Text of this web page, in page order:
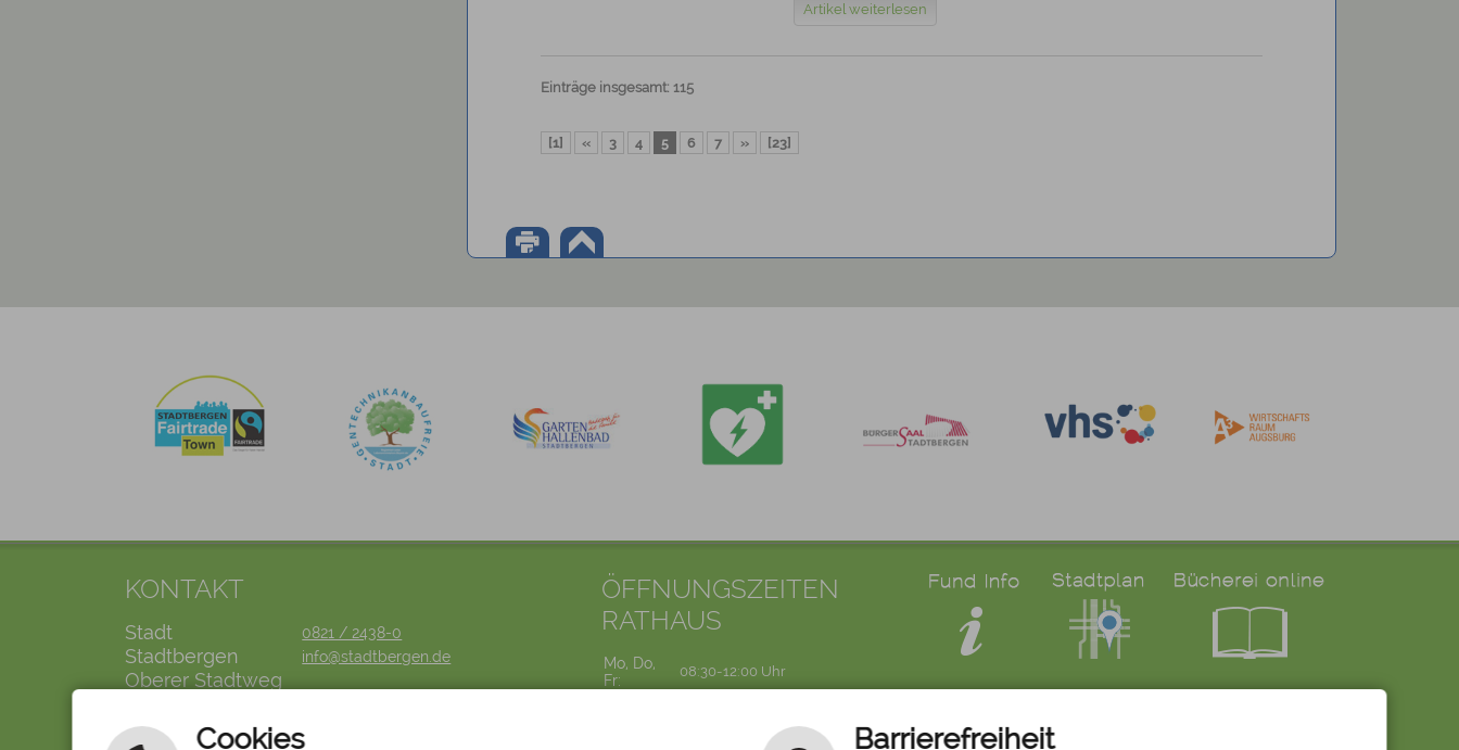
Artikel weiterlesen
Einträge insgesamt: 115
[1] « 3 4 5 6 7 » [23]
KONTAKT
Stadt
Stadtbergen
Oberer Stadtweg
86391
0821 / 2438-0
info@stadtbergen.de
ÖFFNUNGSZEITEN
RATHAUS
Mo, Do,
Fr:
08:30-12:00 Uhr
14:00-18:00 Uhr
Cookies Barrierefreiheit